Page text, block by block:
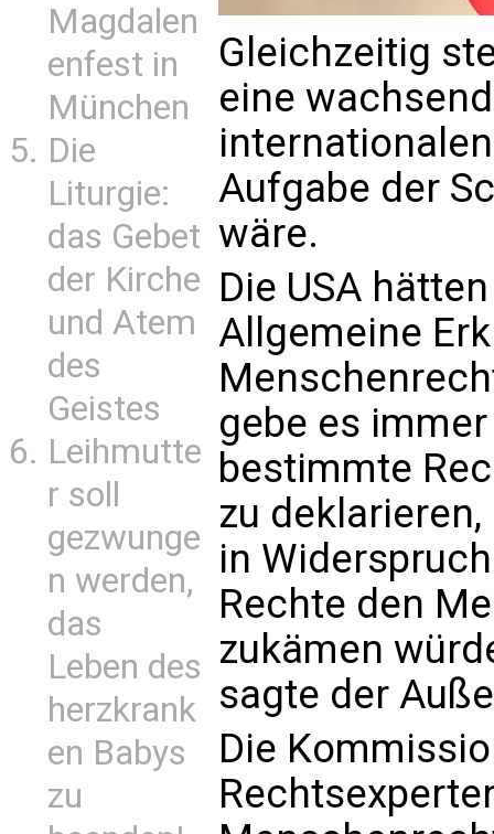
Magdalen
enfest in
München
Die
Liturgie:
das Gebet
der Kirche
und Atem
des
Geistes
Leihmutte
r soll
gezwunge
n werden,
das
Leben des
herzkrank
en Babys
zu
Gleichzeitig
eine
Aufgabe der
wäre.
Die USA
Allgemeine
gebe es
bestimmte
zu
in
Rechte den
zukämen
sagte der
Die